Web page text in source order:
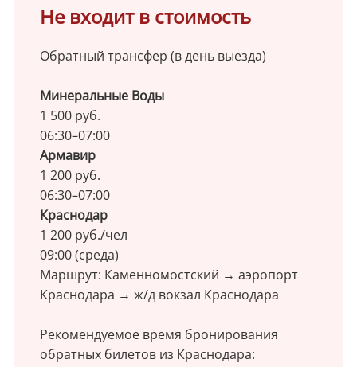
Не входит в стоимость
Обратный трансфер (в день выезда)
Минеральные Воды
1 500 руб.
06:30–07:00
Армавир
1 200 руб.
06:30–07:00
Краснодар
1 200 руб./чел
09:00 (среда)
Маршрут: Каменномостский → аэропорт
Краснодара → ж/д вокзал Краснодара
Рекомендуемое время бронирования
обратных билетов из Краснодара: